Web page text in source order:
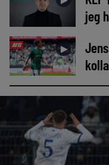
jeg
AVIS ►